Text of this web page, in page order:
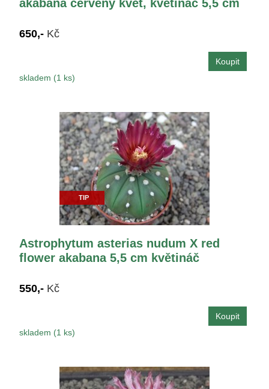
akabana červený květ, květináč 5,5 cm
650,- Kč
skladem (1 ks)
TIP
Astrophytum asterias nudum X red
flower akabana 5,5 cm květináč
550,- Kč
skladem (1 ks)